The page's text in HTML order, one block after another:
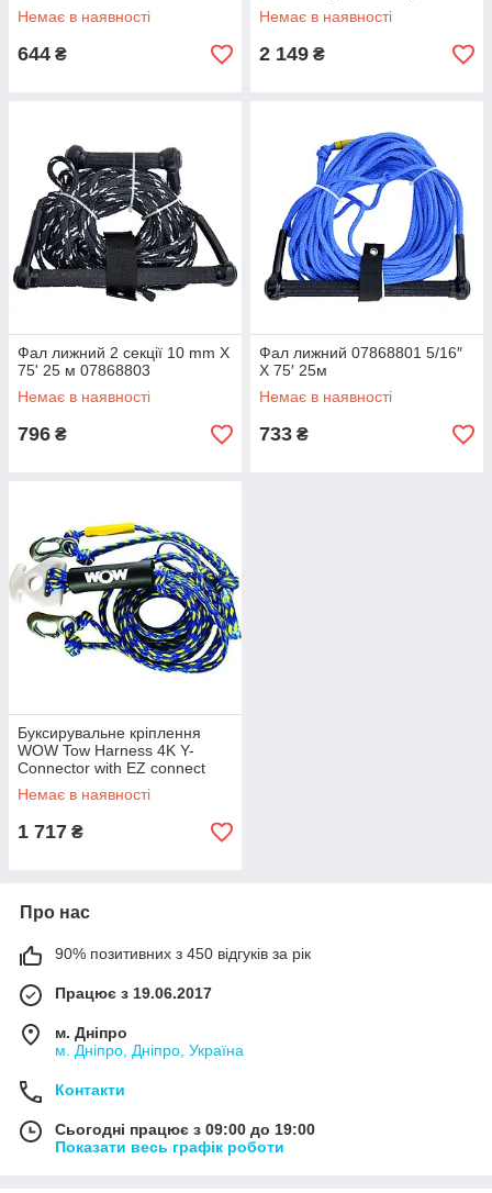
Немає в наявності
644 ₴
Немає в наявності
2 149 ₴
Фал лижний 2 секції 10 mm X
75' 25 м 07868803
Немає в наявності
796 ₴
Фал лижний 07868801 5/16″
X 75′ 25м
Немає в наявності
733 ₴
Буксирувальне кріплення
WOW Tow Harness 4K Y-
Connector with EZ connect
system 19-5060
Немає в наявності
1 717 ₴
Про нас
90% позитивних з 450 відгуків за рік
Працює з 19.06.2017
м. Дніпро
м. Дніпро, Дніпро, Україна
Контакти
Сьогодні працює з 09:00 до 19:00
Показати весь графік роботи